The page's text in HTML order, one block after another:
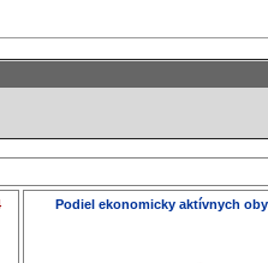
Podiel ekonomicky aktívnych